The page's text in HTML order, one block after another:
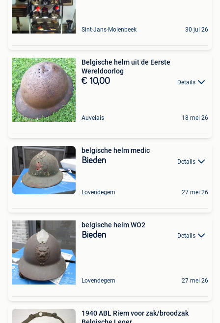
Sint-Jans-Molenbeek 30 jul 26
Belgische helm uit de Eerste
Wereldoorlog
€ 10,00 Details
Auvelais 18 mei 26
belgische helm medic
Bieden Details
Lovendegem 27 mei 26
belgische helm WO2
Bieden Details
Lovendegem 27 mei 26
1940 ABL Riem voor zak/broodzak